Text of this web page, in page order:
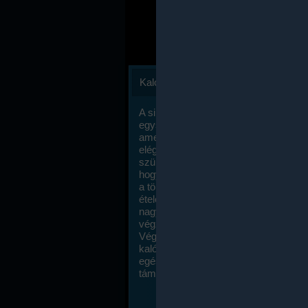
Kalóriaszámlálás
A sikeres fogyás titka valójában igen
egyszerű: égess több energiát, mint
amennyit beviszel. Természetesen
elég nagy fegyelemre és akaraterőre
szükség, de meglepődve fogod
hogy a kalóriaszámolás mennyire
a többi diétához képest. Itt nincsenek
ételek és a megengedett kalóriabevitelt
nagymértékben növelheted ha
végzel.
Végül, de nem utolsó sorban, a
kalóriaszámolás módszerét a legtöbb
egészségügyi szakorvos ajánlja és
támogatja.